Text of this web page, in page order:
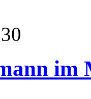
im